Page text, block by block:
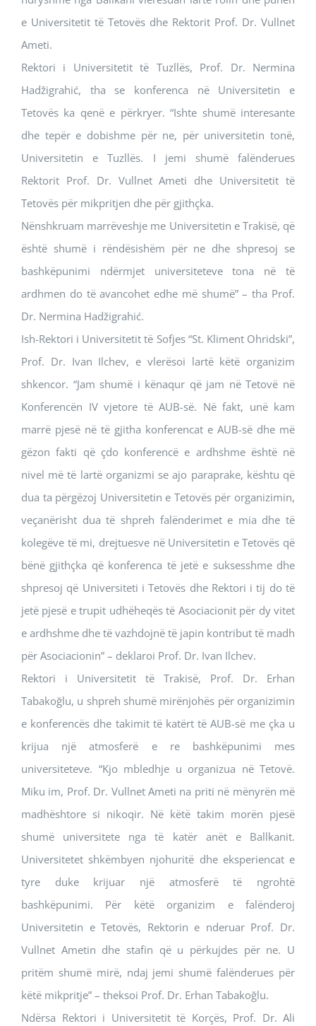
e Universitetit të Tetovës dhe Rektorit Prof. Dr. Vullnet
Ameti.
Rektori i Universitetit të Tuzllës, Prof. Dr. Nermina
Hadžigrahić, tha se konferenca në Universitetin e
Tetovës ka qenë e përkryer. “Ishte shumë interesante
dhe tepër e dobishme për ne, për universitetin tonë,
Universitetin e Tuzllës. I jemi shumë falënderues
Rektorit Prof. Dr. Vullnet Ameti dhe Universitetit të
Tetovës për mikpritjen dhe për gjithçka.
Nënshkruam marrëveshje me Universitetin e Trakisë, që
është shumë i rëndësishëm për ne dhe shpresoj se
bashkëpunimi ndërmjet universiteteve tona në të
ardhmen do të avancohet edhe më shumë” – tha Prof.
Dr. Nermina Hadžigrahić.
Ish-Rektori i Universitetit të Sofjes “St. Kliment Ohridski”,
Prof. Dr. Ivan Ilchev, e vlerësoi lartë këtë organizim
shkencor. “Jam shumë i kënaqur që jam në Tetovë në
Konferencën IV vjetore të AUB-së. Në fakt, unë kam
marrë pjesë në të gjitha konferencat e AUB-së dhe më
gëzon fakti që çdo konferencë e ardhshme është në
nivel më të lartë organizmi se ajo paraprake, kështu që
dua ta përgëzoj Universitetin e Tetovës për organizimin,
veçanërisht dua të shpreh falënderimet e mia dhe të
kolegëve të mi, drejtuesve në Universitetin e Tetovës që
bënë gjithçka që konferenca të jetë e suksesshme dhe
shpresoj që Universiteti i Tetovës dhe Rektori i tij do të
jetë pjesë e trupit udhëheqës të Asociacionit për dy vitet
e ardhshme dhe të vazhdojnë të japin kontribut të madh
për Asociacionin” – deklaroi Prof. Dr. Ivan Ilchev.
Rektori i Universitetit të Trakisë, Prof. Dr. Erhan
Tabakoğlu, u shpreh shumë mirënjohës për organizimin
e konferencës dhe takimit të katërt të AUB-së me çka u
krijua një atmosferë e re bashkëpunimi mes
universiteteve. “Kjo mbledhje u organizua në Tetovë.
Miku im, Prof. Dr. Vullnet Ameti na priti në mënyrën më
madhështore si nikoqir. Në këtë takim morën pjesë
shumë universitete nga të katër anët e Ballkanit.
Universitetet shkëmbyen njohuritë dhe eksperiencat e
tyre duke krijuar një atmosferë të ngrohtë
bashkëpunimi. Për këtë organizim e falënderoj
Universitetin e Tetovës, Rektorin e nderuar Prof. Dr.
Vullnet Ametin dhe stafin që u përkujdes për ne. U
pritëm shumë mirë, ndaj jemi shumë falënderues për
këtë mikpritje” – theksoi Prof. Dr. Erhan Tabakoğlu.
Ndërsa Rektori i Universitetit të Korçës, Prof. Dr. Ali